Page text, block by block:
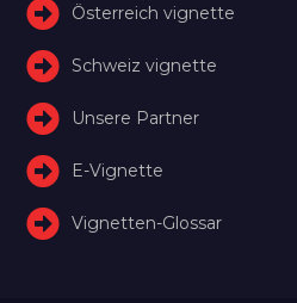
Österreich vignette
Schweiz vignette
Unsere Partner
E-Vignette
Vignetten-Glossar